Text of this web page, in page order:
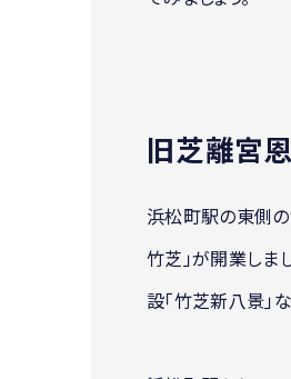
旧芝離宮
浜松町駅の東側の
竹芝」が開業しま
設「竹芝新八景」